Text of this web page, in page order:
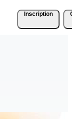
Inscription